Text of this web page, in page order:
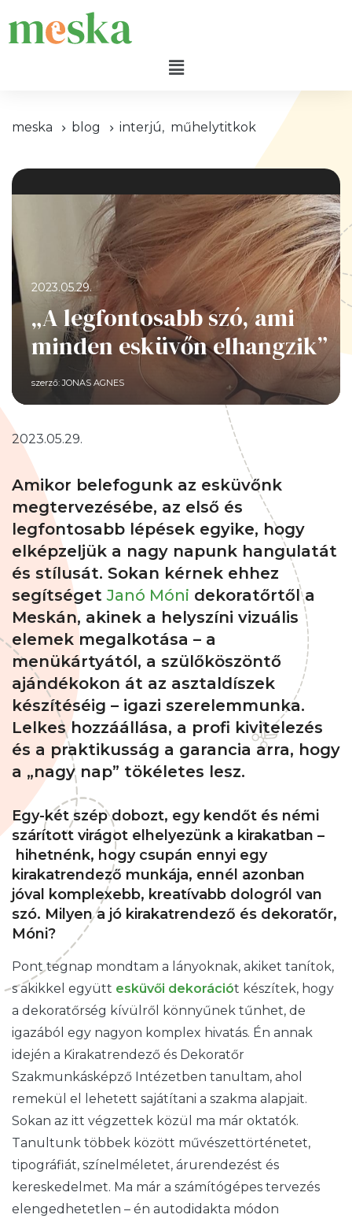
meska blog interjú, műhelytitkok
2023.05.29.
„A legfontosabb szó, ami
minden esküvőn elhangzik”
szerző: JONAS AGNES
2023.05.29.
Amikor belefogunk az esküvőnk
megtervezésébe, az első és
legfontosabb lépések egyike, hogy
elképzeljük a nagy napunk hangulatát
és stílusát. Sokan kérnek ehhez
segítséget Janó Móni dekoratőrtől a
Meskán, akinek a helyszíni vizuális
elemek megalkotása – a
menükártyától, a szülőköszöntő
ajándékokon át az asztaldíszek
készítéséig – igazi szerelemmunka.
Lelkes hozzáállása, a profi kivitelezés
és a praktikusság a garancia arra, hogy
a „nagy nap” tökéletes lesz.
Egy-két szép dobozt, egy kendőt és némi
szárított virágot elhelyezünk a kirakatban –
hihetnénk, hogy csupán ennyi egy
kirakatrendező munkája, ennél azonban
jóval komplexebb, kreatívabb dologról van
szó. Milyen a jó kirakatrendező és dekoratőr,
Móni?
Pont tegnap mondtam a lányoknak, akiket tanítok,
s akikkel együtt esküvői dekorációt készítek, hogy
a dekoratőrség kívülről könnyűnek tűnhet, de
igazából egy nagyon komplex hivatás. Én annak
idején a Kirakatrendező és Dekoratőr
Szakmunkásképző Intézetben tanultam, ahol
remekül el lehetett sajátítani a szakma alapjait.
Sokan az itt végzettek közül ma már oktatók.
Tanultunk többek között művészettörténetet,
tipográfiát, színelméletet, árurendezést és
kereskedelmet. Ma már a számítógépes tervezés
elengedhetetlen – én autodidakta módon